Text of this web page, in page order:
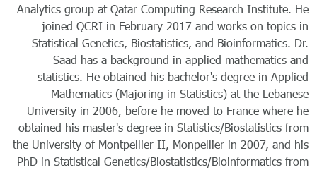
Analytics group at Qatar Computing Research Institute. He
joined QCRI in February 2017 and works on topics in
Statistical Genetics, Biostatistics, and Bioinformatics. Dr.
Saad has a background in applied mathematics and
statistics. He obtained his bachelor's degree in Applied
Mathematics (Majoring in Statistics) at the Lebanese
University in 2006, before he moved to France where he
obtained his master's degree in Statistics/Biostatistics from
the University of Montpellier II, Monpellier in 2007, and his
PhD in Statistical Genetics/Biostatistics/Bioinformatics from